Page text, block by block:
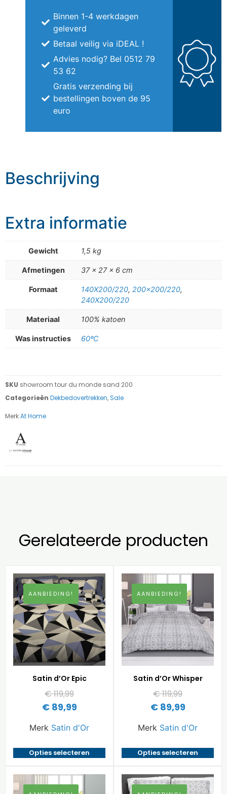
Binnen 1-4 werkdagen
geleverd
Betaal veilig via iDEAL !
Advies nodig? Bel 0512 79
53 62
Gratis verzending bij
bestellingen boven de 95
euro
Beschrijving
Extra informatie
Gewicht 1,5 kg
Afmetingen 37 × 27 × 6 cm
Formaat 140X200/220, 200×200/220,
240X200/220
Materiaal 100% katoen
Was instructies 60ºC
SKU showroom tour du monde sand 200
Categorieën Dekbedovertrekken, Sale
MerkAt Home
Gerelateerde producten
AANBIEDING!
Satin d’Or Epic
€119,99
€89,99
Merk Satin d'Or
Opties selecteren
AANBIEDING!
Satin d’Or Whisper
€119,99
€89,99
Merk Satin d'Or
Opties selecteren